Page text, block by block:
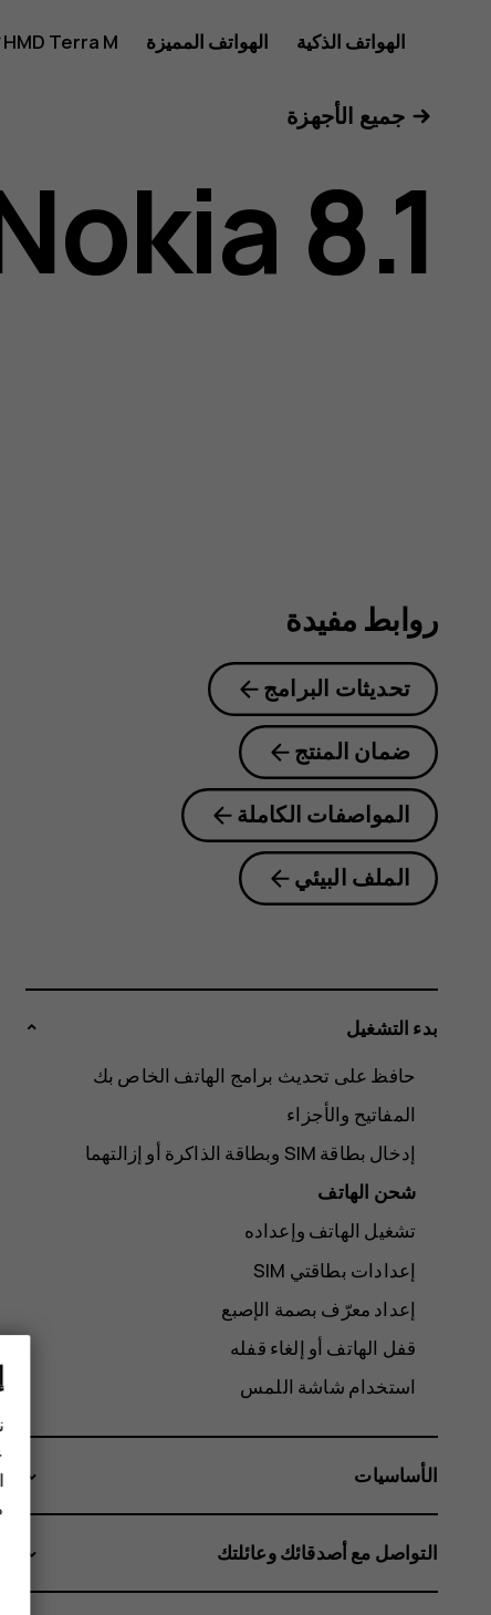
دليل
مستخدم
هاتف
الهواتف الذكية الهواتف المميزة HMD Terra M
جميع الأجهزة
8.1
روابط مفيدة
تحديثات البرامج
ضمان المنتج
المواصفات الكاملة
الملف البيئي
بدء التشغيل
حافظ على تحديث برامج الهاتف الخاص بك
المفاتيح والأجزاء
شحن الهاتف
تشغيل الهاتف وإعداده
إعدادات بطاقتي SIM
إعداد معرّف بصمة الإصبع
قفل الهاتف أو إلغاء قفله
استخدام شاشة اللمس
الأساسيات
التواصل مع أصدقائك وعائلتك